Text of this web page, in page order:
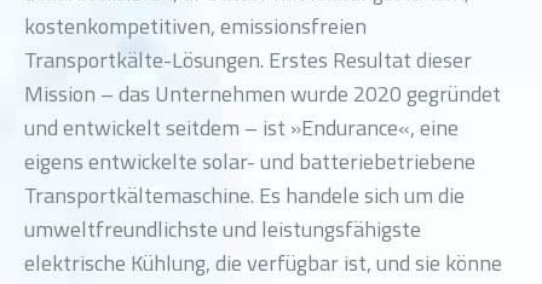
kostenkompetitiven, emissionsfreien
Transportkälte-Lösungen. Erstes Resultat dieser
Mission – das Unternehmen wurde 2020 gegründet
und entwickelt seitdem – ist »Endurance«, eine
eigens entwickelte solar- und batteriebetriebene
Transportkältemaschine. Es handele sich um die
umweltfreundlichste und leistungsfähigste
elektrische Kühlung, die verfügbar ist, und sie könne